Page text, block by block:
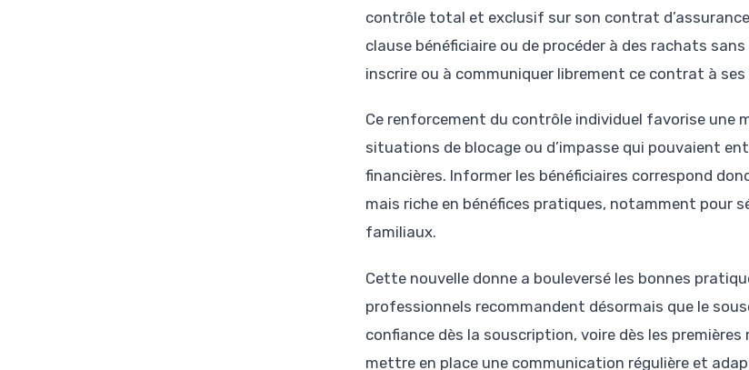
contrôle total et exclusif sur son contrat
clause bénéficiaire ou de procéder à des rachats
inscrire ou à communiquer librement ce contrat à ses
Ce renforcement du contrôle individuel favorise une
situations de blocage ou d’impasse qui pouvaient
financières. Informer les bénéficiaires correspond
mais riche en bénéfices pratiques, notamment pour
familiaux.
Cette nouvelle donne a bouleversé les bonnes
professionnels recommandent désormais que le
confiance dès la souscription, voire dès les
mettre en place une communication régulière et